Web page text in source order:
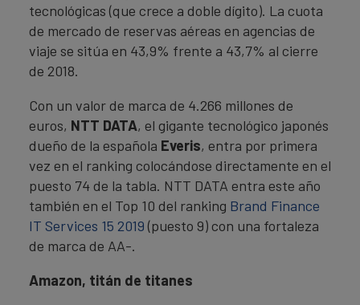
tecnológicas (que crece a doble dígito). La cuota
de mercado de reservas aéreas en agencias de
viaje se sitúa en 43,9% frente a 43,7% al cierre
de 2018.
Con un valor de marca de 4.266 millones de
euros, NTT DATA, el gigante tecnológico japonés
dueño de la española Everis, entra por primera
vez en el ranking colocándose directamente en el
puesto 74 de la tabla. NTT DATA entra este año
también en el Top 10 del ranking Brand Finance
IT Services 15 2019 (puesto 9) con una fortaleza
de marca de AA-.
Amazon, titán de titanes